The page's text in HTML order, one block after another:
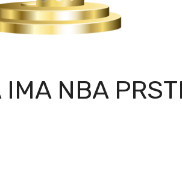
IMA NBA